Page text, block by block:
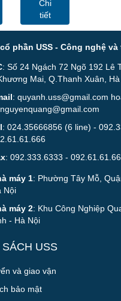
Điện ( Cable
Chi
tiết
phần USS - Công nghệ
: Số 24 Ngách 72 Ngõ 192 Lê
Mai, Q.Thanh Xuân,
: quyanh.uss@gmail.com
: 024.35666856 (6 line) -
: 092.333.6333 -
máy 1: Phường Tây Mỗ,
Nội
máy 2: Khu Công Nghiệp
- Hà Nội
SÁCH USS
và giao vận
bảo mật